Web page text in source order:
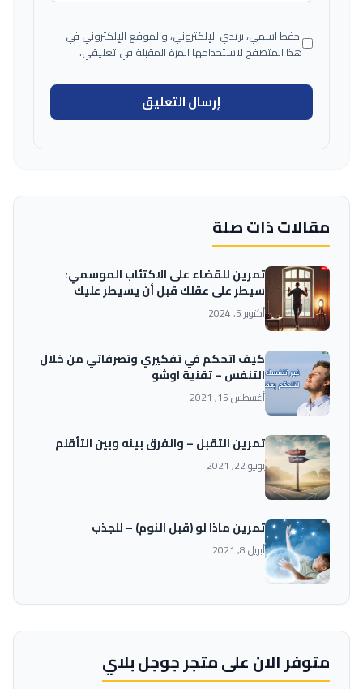
احفظ اسمي، بريدي الإلكتروني، والموقع الإلكتروني في
هذا المتصفح لاستخدامها المرة المقبلة في تعليقي.
مقالات ذات صلة
تمرين للقضاء على الاكتئاب الموسمي:
سيطر على عقلك قبل أن يسيطر عليك
أكتوبر 5, 2024
كيف اتحكم في تفكيري وتصرفاتي من خلال
التنفس – تقنية اوشو
أغسطس 15, 2021
تمرين التقبل – والفرق بينه وبين التأقلم
يونيو 22, 2021
تمرين ماذا لو (قبل النوم) – للجذب
أبريل 8, 2021
متوفر الان على متجر جوجل بلاي